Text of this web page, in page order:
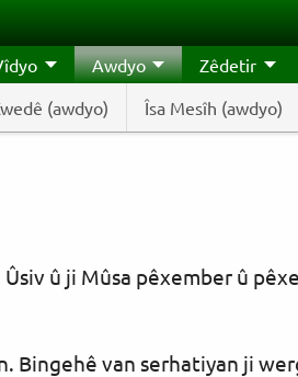
Awdyo
(awdyo) Îsa Mesîh (awdyo)
Zêdetir
û ji Mûsa pêxember û
Bingehê van serhatiyan ji